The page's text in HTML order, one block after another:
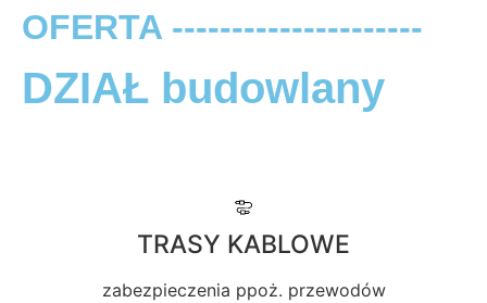
OFERTA ---------------------
DZIAŁ budowlany
TRASY KABLOWE
zabezpieczenia ppoż. przewodów